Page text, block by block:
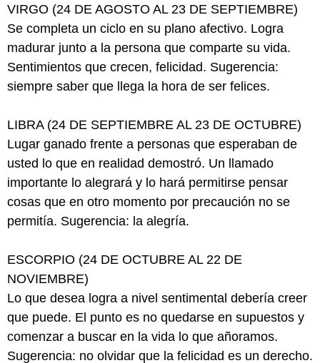
VIRGO (24 DE AGOSTO AL 23 DE SEPTIEMBRE)
Se completa un ciclo en su plano afectivo. Logra
madurar junto a la persona que comparte su vida.
Sentimientos que crecen, felicidad. Sugerencia:
siempre saber que llega la hora de ser felices.
LIBRA (24 DE SEPTIEMBRE AL 23 DE OCTUBRE)
Lugar ganado frente a personas que esperaban de
usted lo que en realidad demostró. Un llamado
importante lo alegrará y lo hará permitirse pensar
cosas que en otro momento por precaución no se
permitía. Sugerencia: la alegría.
ESCORPIO (24 DE OCTUBRE AL 22 DE
NOVIEMBRE)
Lo que desea logra a nivel sentimental debería creer
que puede. El punto es no quedarse en supuestos y
comenzar a buscar en la vida lo que añoramos.
Sugerencia: no olvidar que la felicidad es un derecho.